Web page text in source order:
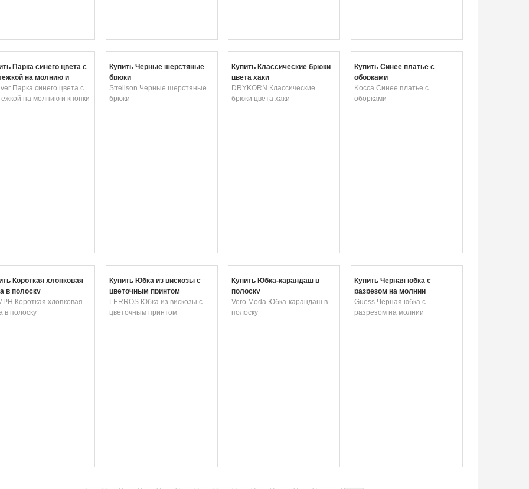
Парка синего цвета с
на молнию и
Парка синего цвета с
на молнию и кнопки
Купить Черные шерстяные
брюки
Strellson Черные шерстяные
брюки
Купить Классические брюки
цвета хаки
DRYKORN Классические
брюки цвета хаки
Купить Синее платье с
оборками
Kocca Синее платье с
оборками
Короткая хлопковая
в полоску
Короткая хлопковая
в полоску
Купить Юбка из вискозы с
цветочным принтом
LERROS Юбка из вискозы с
цветочным принтом
Купить Юбка-карандаш в
полоску
Vero Moda Юбка-карандаш в
полоску
Купить Черная юбка с
разрезом на молнии
Guess Черная юбка с
разрезом на молнии